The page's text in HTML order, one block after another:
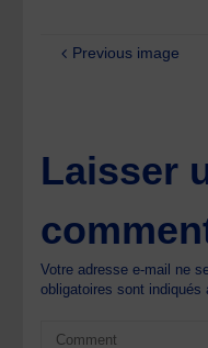
Previous image
Laisser
Votre adresse e-mail ne
obligatoires sont